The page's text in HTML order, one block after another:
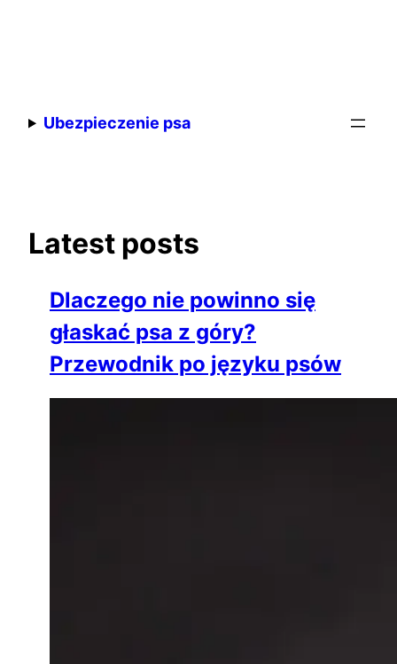
treści Ubezpieczenie psa
Latest posts
Dlaczego nie powinno się
głaskać psa z góry?
Przewodnik po języku psów